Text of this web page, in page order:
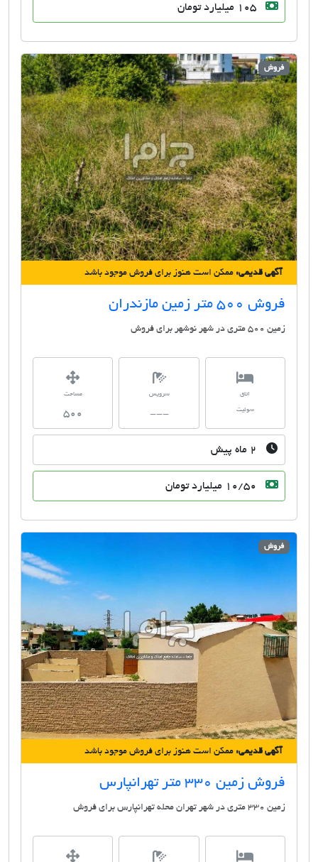
فروش
آگهی قدیمی: ممکن است هنوز برای فروش موجود باشد
فروش 500 متر زمین مازندران
زمین 500 متری در شهر نوشهر برای فروش
اتاق
سوئیت
سرویس
---
مساحت
500
۲ ماه پیش
فروش
آگهی قدیمی: ممکن است هنوز برای فروش موجود باشد
فروش زمین 330 متر تهرانپارس
زمین 330 متری در شهر تهران محله تهرانپارس برای فروش